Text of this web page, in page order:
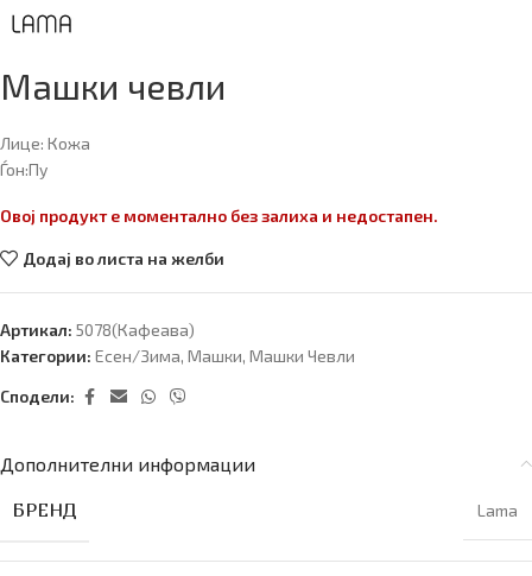
Машки чевли
Лице: Кожа
Ѓон:Пу
Овој продукт е моментално без залиха и недостапен.
Додај во листа на желби
Артикал: 5078(Кафеава)
Категории: Есен/Зима, Машки, Машки Чевли
Сподели:
Дополнителни информации
БРЕНД Lama